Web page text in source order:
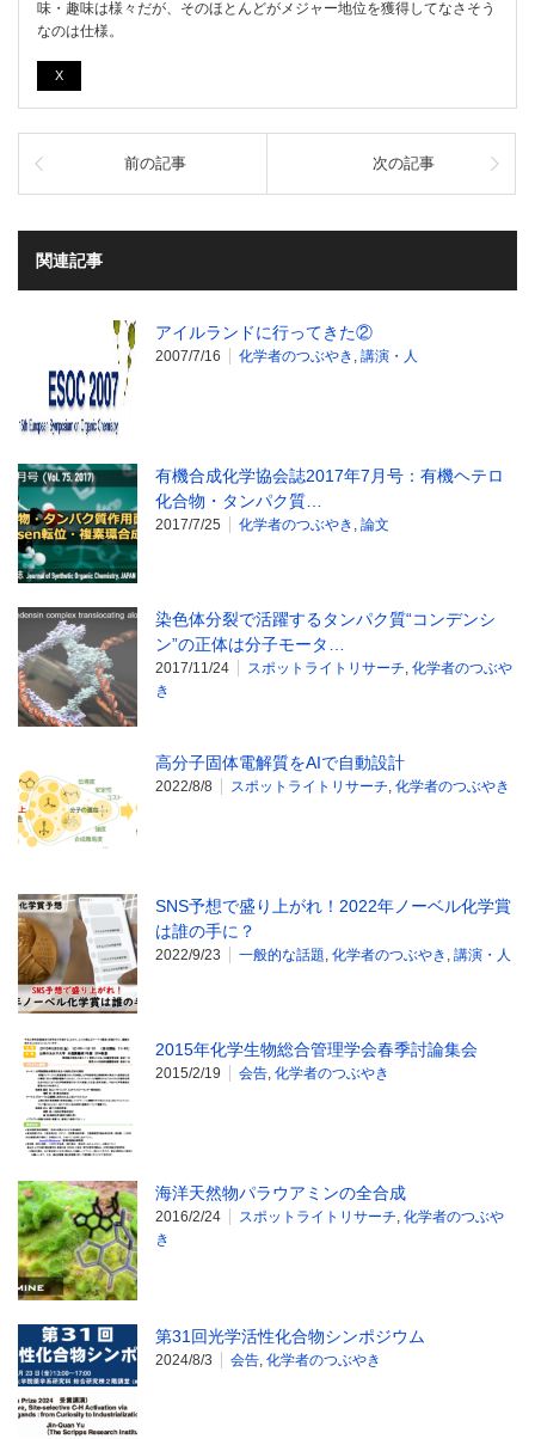
味・趣味は様々だが、そのほとんどがメジャー地位を獲得してなさそう
なのは仕様。
X
前の記事 次の記事
関連記事
アイルランドに行ってきた②
2007/7/16 化学者のつぶやき , 講演・人
有機合成化学協会誌2017年7月号：有機ヘテロ
化合物・タンパク質…
2017/7/25 化学者のつぶやき , 論文
染色体分裂で活躍するタンパク質“コンデンシ
ン”の正体は分子モータ…
2017/11/24 スポットライトリサーチ, 化学者のつぶや
き
高分子固体電解質をAIで自動設計
2022/8/8 スポットライトリサーチ, 化学者のつぶやき
SNS予想で盛り上がれ！2022年ノーベル化学賞
は誰の手に？
2022/9/23 一般的な話題, 化学者のつぶやき , 講演・人
2015年化学生物総合管理学会春季討論集会
2015/2/19 会告, 化学者のつぶやき
海洋天然物パラウアミンの全合成
2016/2/24 スポットライトリサーチ, 化学者のつぶや
き
第31回光学活性化合物シンポジウム
2024/8/3 会告, 化学者のつぶやき